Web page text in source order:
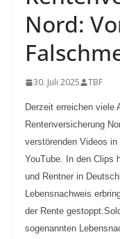
Nord:
30. Juli 2025 TBF
Derzeit erreichen viele
Rentenversicherung
verstörenden Videos
YouTube. In den Clips
und Rentner in
Lebensnachweis
der Rente gestoppt.
sogenannten